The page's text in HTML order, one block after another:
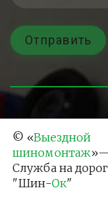
Отправить
© «Выездной
шиномонтаж
Служба на
"Шин-Ок"